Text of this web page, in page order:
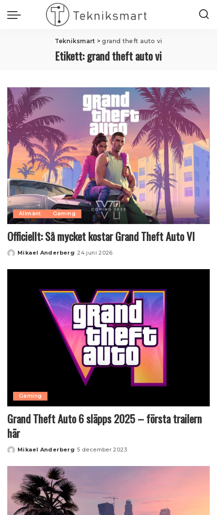
Tekniksmart > grand theft auto vi
Etikett:grand theft auto vi
Allmänt Gaming
Officiellt: Så mycket kostar Grand Theft Auto VI
Posted
Mikael Anderberg 24 juni 2026
Gaming
Grand Theft Auto 6 släpps 2025 – första trailern
här
Posted
Mikael Anderberg 5 december 2023